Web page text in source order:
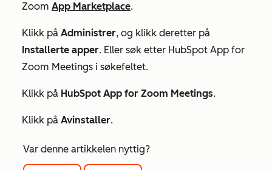
Zoom App Marketplace.
Klikk på Administrer, og klikk deretter på
Installerte apper. Eller søk etter HubSpot App for
Zoom Meetings i søkefeltet.
Klikk på HubSpot App for Zoom Meetings.
Klikk på Avinstaller.
Var denne artikkelen nyttig?